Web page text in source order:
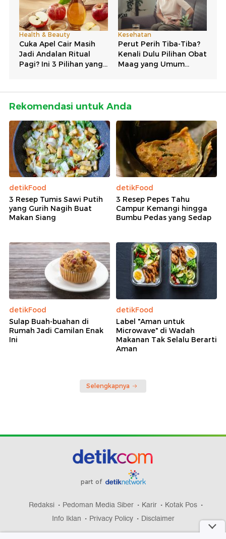
Rekomendasi untuk Anda
detikFood
3 Resep Tumis Sawi Putih
yang Gurih Nagih Buat
Makan Siang
detikFood
3 Resep Pepes Tahu
Campur Kemangi hingga
Bumbu Pedas yang Sedap
detikFood
Sulap Buah-buahan di
Rumah Jadi Camilan Enak
Ini
detikFood
Label "Aman untuk
Microwave" di Wadah
Makanan Tak Selalu Berarti
Aman
Selengkapnya
part of
Redaksi Pedoman Media Siber Karir
Kotak Pos
Info Iklan
Privacy Policy Disclaimer